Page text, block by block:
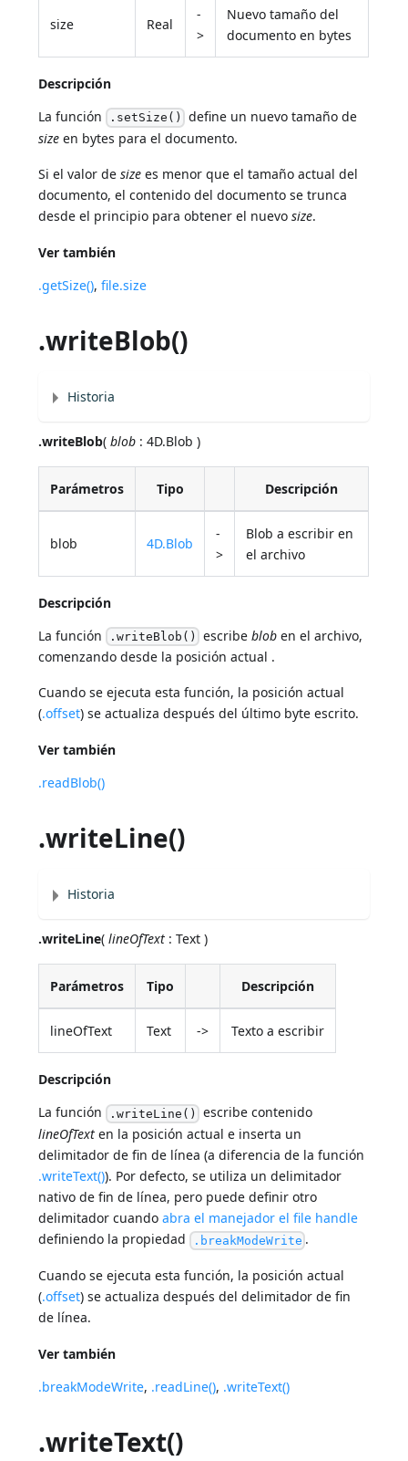
size Real
-
>
Nuevo tamaño del
documento en bytes
Descripción
La función .setSize() define un nuevo tamaño de
size en bytes para el documento.
Si el valor desize es menor que el tamaño actual del
documento, el contenido del documento se trunca
desde el principio para obtener el nuevosize.
Ver también
.getSize(),file.size
.writeBlob()
Historia
.writeBlob(blob : 4D.Blob )
Parámetros Tipo Descripción
blob 4D.Blob
-
>
Blob a escribir en
el archivo
Descripción
La función .writeBlob() escribe bloben el archivo,
comenzando desde la posición actual .
Cuando se ejecuta esta función, la posición actual
(.offset) se actualiza después del último byte escrito.
Ver también
.readBlob()
.writeLine()
Historia
.writeLine(lineOfText : Text )
Parámetros Tipo Descripción
lineOfText Text -> Texto a escribir
Descripción
La función .writeLine() escribe contenido
lineOfText en la posición actual e inserta un
delimitador de fin de línea (a diferencia de la función
.writeText()). Por defecto, se utiliza un delimitador
nativo de fin de línea, pero puede definir otro
delimitador cuandoabra el manejador el file handle
definiendo la propiedad .breakModeWrite .
Cuando se ejecuta esta función, la posición actual
(.offset) se actualiza después del delimitador de fin
de línea.
Ver también
.breakModeWrite, .readLine(), .writeText()
.writeText()